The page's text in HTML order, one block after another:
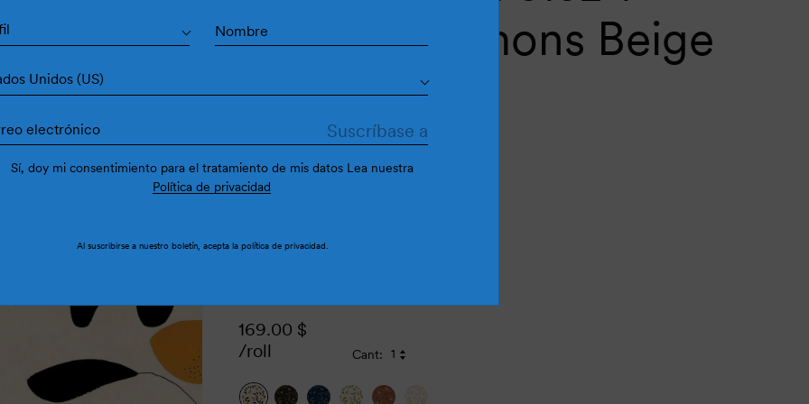
Fresh Lemons Beige
169.00 $
/roll
Cant: Cantidad más
Unidos (US)
Sí, doy mi consentimiento para el tratamiento de mis datos Lea nuestra
Política de privacidad
Al suscribirse a nuestro boletín, acepta la política de privacidad